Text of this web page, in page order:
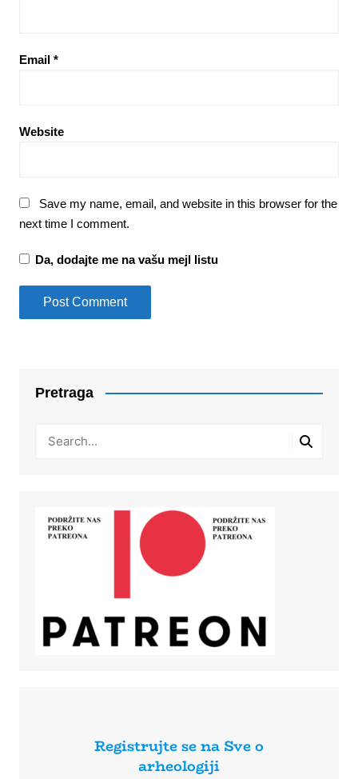
Email *
Website
Save my name, email, and website in this browser for the
next time I comment.
Da, dodajte me na vašu mejl listu
Pretraga
Registrujte se na Sve o
arheologiji